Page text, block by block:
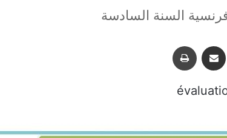
فرنسية السنة السادسة
‫Pocket مشاركة عبر البريد